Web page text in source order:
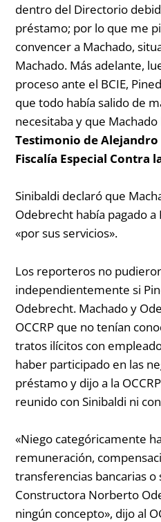
dentro del Directorio
préstamo; por lo que me
convencer a Machado,
Machado. Más adelante,
proceso ante el BCIE,
que todo había salido de
necesitaba y que
Testimonio de
Fiscalía Especial Contra
Sinibaldi declaró que
Odebrecht había pagado
«por sus servicios».
Los reporteros no
independientemente si
Odebrecht. Machado y
OCCRP que no tenían
tratos ilícitos con
haber participado en las
préstamo y dijo a la
reunido con Sinibaldi ni
«Niego categóricamente
remuneración,
transferencias bancarias
Constructora Norberto
ningún concepto», dijo al